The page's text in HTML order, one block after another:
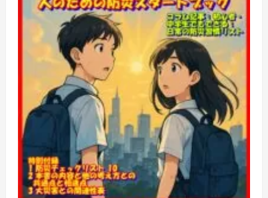
ッ
ク！
『巨
地
震
備
え
よ、
未
来
に。
地
震
に
負
け
な